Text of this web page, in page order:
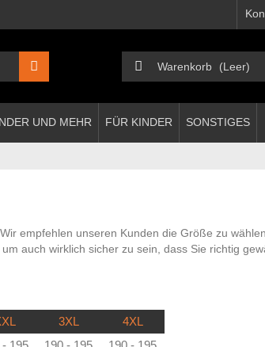
Warenkorb (Leer)
UND MEHR FÜR KINDER SONSTIGES
empfehlen unseren Kunden die Größe zu
auch wirklich sicher zu sein, dass Sie richtig
3XL 4XL